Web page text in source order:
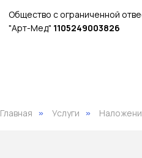
Общество с ограниченной
"Арт-Мед" 1105249003826
Главная » Услуги »